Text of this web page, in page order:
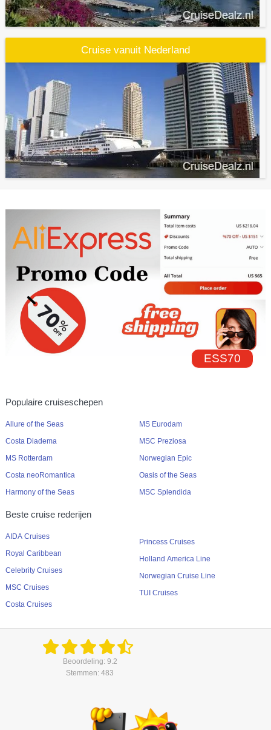
Cruise vanuit Nederland
ESS70
Populaire cruiseschepen
Allure of the Seas
Costa Diadema
MS Rotterdam
Costa neoRomantica
Harmony of the Seas
MS Eurodam
MSC Preziosa
Norwegian Epic
Oasis of the Seas
MSC Splendida
Beste cruise rederijen
AIDA Cruises
Royal Caribbean
Celebrity Cruises
MSC Cruises
Costa Cruises
Princess Cruises
Holland America Line
Norwegian Cruise Line
TUI Cruises
Beoordeling: 9.2
Stemmen: 483